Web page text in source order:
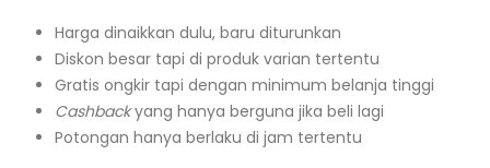
Harga dinaikkan dulu, baru diturunkan
Diskon besar tapi di produk varian tertentu
Gratis ongkir tapi dengan minimum belanja tinggi
Cashbackyang hanya berguna jika beli lagi
Potongan hanya berlaku di jam tertentu